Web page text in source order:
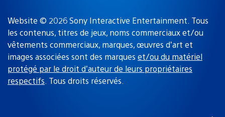
Website © 2026 Sony Interactive Entertainment. Tous
les contenus, titres de jeux, noms commerciaux et/ou
vêtements commerciaux, marques, œuvres d’art et
images associées sont des marques et/ou du matériel
protégé par le droit d’auteur de leurs propriétaires
respectifs. Tous droits réservés.